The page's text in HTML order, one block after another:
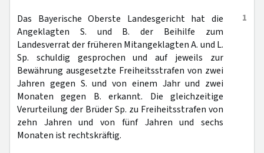
1
Das Bayerische Oberste Landesgericht hat die
Angeklagten S. und B. der Beihilfe zum
Landesverrat der früheren Mitangeklagten A. und L.
Sp. schuldig gesprochen und auf jeweils zur
Bewährung ausgesetzte Freiheitsstrafen von zwei
Jahren gegen S. und von einem Jahr und zwei
Monaten gegen B. erkannt. Die gleichzeitige
Verurteilung der Brüder Sp. zu Freiheitsstrafen von
zehn Jahren und von fünf Jahren und sechs
Monaten ist rechtskräftig.